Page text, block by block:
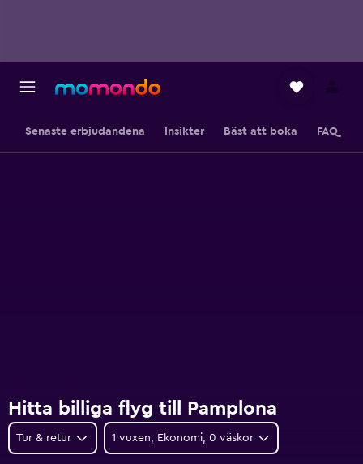
Senaste erbjudandena Insikter Bäst att boka FAQ
Hitta billiga flyg till Pamplona
Tur & retur 1 vuxen, Ekonomi, 0 väskor